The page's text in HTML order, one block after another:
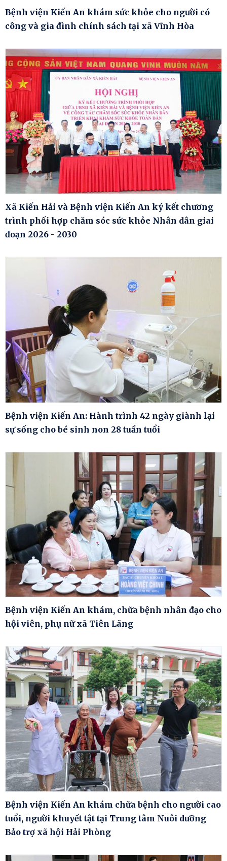
Bệnh viện Kiến An khám sức khỏe cho người có
công và gia đình chính sách tại xã Vĩnh Hòa
Xã Kiến Hải và Bệnh viện Kiến An ký kết chương
trình phối hợp chăm sóc sức khỏe Nhân dân giai
đoạn 2026 - 2030
Bệnh viện Kiến An: Hành trình 42 ngày giành lại
sự sống cho bé sinh non 28 tuần tuổi
Bệnh viện Kiến An khám, chữa bệnh nhân đạo cho
hội viên, phụ nữ xã Tiên Lãng
Bệnh viện Kiến An khám chữa bệnh cho người cao
tuổi, người khuyết tật tại Trung tâm Nuôi dưỡng
Bảo trợ xã hội Hải Phòng